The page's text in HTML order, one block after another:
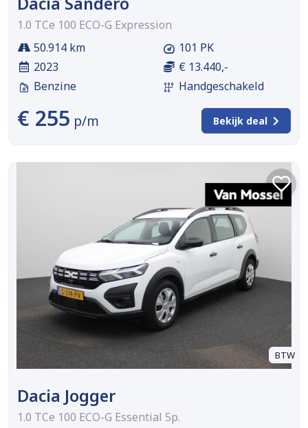
1.0 TCe 100 ECO-G Expression
50.914 km
2023
Benzine
101 PK
€ 13.440,-
Handgeschakeld
€ 255 p/m Bekijk deal
BTW
Dacia Jogger
1.0 TCe 100 ECO-G Essential 5p.